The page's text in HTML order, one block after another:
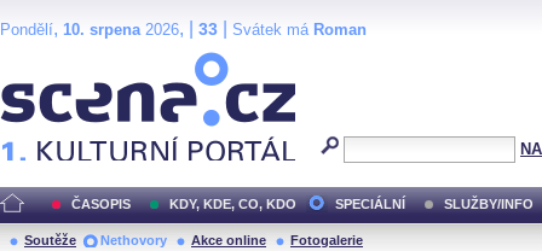
Pondělí, 10. srpena2026, | 33 Svátek má Roman
ČASOPIS KDY, KDE, CO, KDO SPECIÁLNÍ SLUŽBY/INFO
Soutěže Nethovory Akce online Fotogalerie